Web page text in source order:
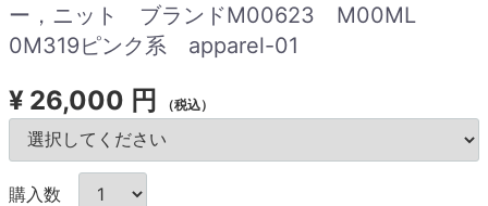
ー，ニット ブランドM00623 M00ML
0M319ピンク系 apparel-01
¥ 26,000 円 （税込）
購入数